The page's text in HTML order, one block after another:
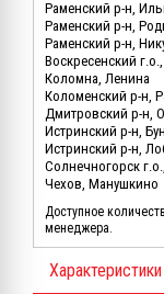
Раменский р-н,
Раменский р-н,
Раменский р-н,
Воскресенский
Коломна, Ленина
Коломенский р-н,
Дмитровский р-н,
Истринский р-н,
Истринский р-н,
Солнечногорск
Чехов, Манушкино
Доступное
менеджера.
Характеристики